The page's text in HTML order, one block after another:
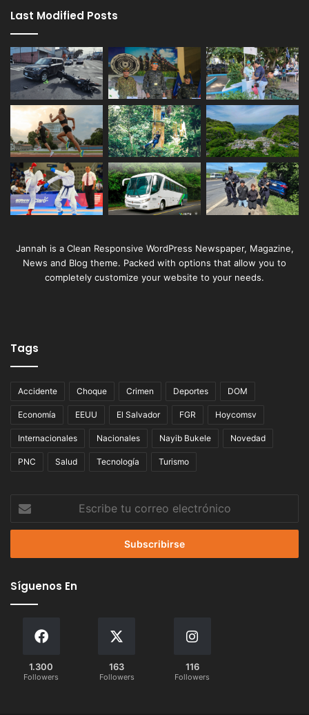
Last Modified Posts
Jannah is a Clean Responsive WordPress Newspaper, Magazine,
News and Blog theme. Packed with options that allow you to
completely customize your website to your needs.
Tags
Accidente Choque Crimen Deportes DOM
Economía EEUU El Salvador FGR Hoycomsv
Internacionales Nacionales Nayib Bukele Novedad
PNC Salud Tecnología Turismo
tu
correo
Síguenos En
1.300
Followers
163
Followers
116
Followers